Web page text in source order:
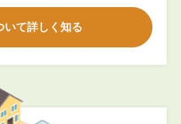
いて詳しく知る